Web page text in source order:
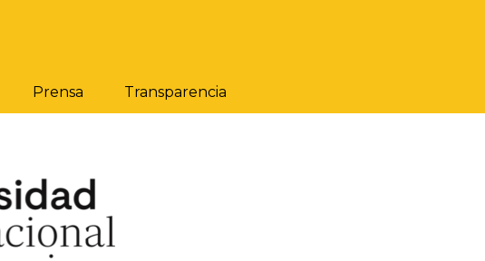
Prensa Transparencia